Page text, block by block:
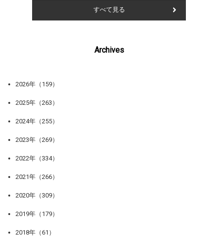
すべて見る
Archives
2026年（159）
2025年（263）
2024年（255）
2023年（269）
2022年（334）
2021年（266）
2020年（309）
2019年（179）
2018年（61）